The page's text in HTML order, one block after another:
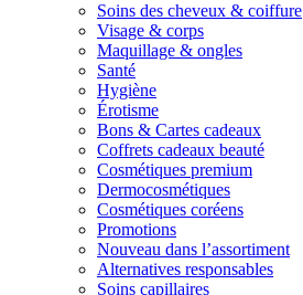
Soins des cheveux & coiffure
Visage & corps
Maquillage & ongles
Santé
Hygiène
Érotisme
Bons & Cartes cadeaux
Coffrets cadeaux beauté
Cosmétiques premium
Dermocosmétiques
Cosmétiques coréens
Promotions
Nouveau dans l’assortiment
Alternatives responsables
Soins capillaires